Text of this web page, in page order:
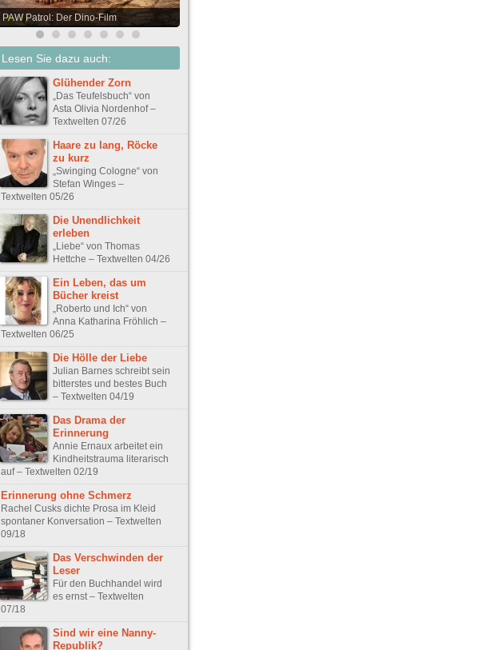
PAW Patrol: Der Dino-Film
Lesen Sie dazu auch:
Glühender Zorn
„Das Teufelsbuch“ von
Asta Olivia Nordenhof –
Textwelten 07/26
Haare zu lang, Röcke
zu kurz
„Swinging Cologne“ von
Stefan Winges –
Textwelten 05/26
Die Unendlichkeit
erleben
„Liebe“ von Thomas
Hettche – Textwelten 04/26
Ein Leben, das um
Bücher kreist
„Roberto und Ich“ von
Anna Katharina Fröhlich –
Textwelten 06/25
Die Hölle der Liebe
Julian Barnes schreibt sein
bitterstes und bestes Buch
– Textwelten 04/19
Das Drama der
Erinnerung
Annie Ernaux arbeitet ein
Kindheitstrauma literarisch
auf – Textwelten 02/19
Erinnerung ohne Schmerz
Rachel Cusks dichte Prosa im Kleid
spontaner Konversation – Textwelten
09/18
Das Verschwinden der
Leser
Für den Buchhandel wird
es ernst – Textwelten
07/18
Sind wir eine Nanny-
Republik?